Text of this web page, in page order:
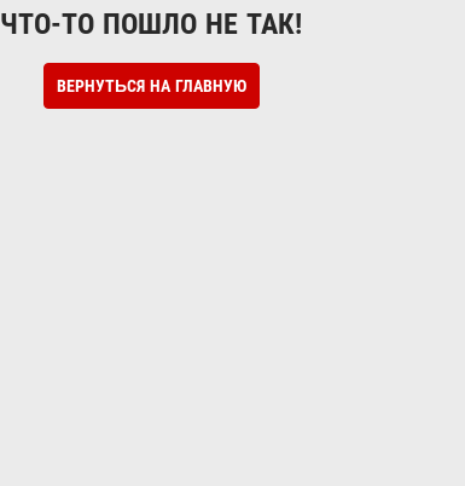
ЧТО-ТО ПОШЛО НЕ ТАК!
ВЕРНУТЬСЯ НА ГЛАВНУЮ